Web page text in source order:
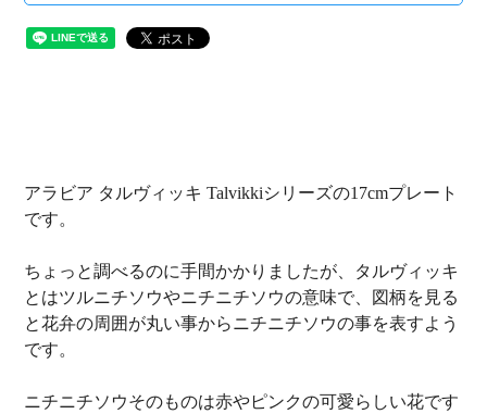
アラビア タルヴィッキ Talvikkiシリーズの17cmプレート
です。
ちょっと調べるのに手間かかりましたが、タルヴィッキ
とはツルニチソウやニチニチソウの意味で、図柄を見る
と花弁の周囲が丸い事からニチニチソウの事を表すよう
です。
ニチニチソウそのものは赤やピンクの可愛らしい花です